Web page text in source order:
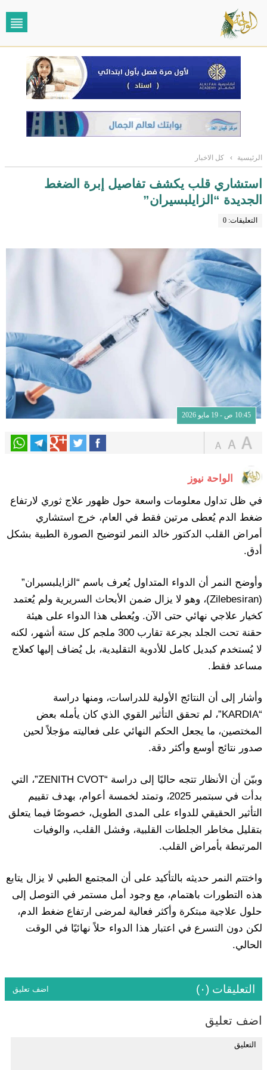
الرئيسية › كل الاخبار
استشاري قلب يكشف تفاصيل إبرة الضغط
الجديدة “الزايلبسيران”
التعليقات: 0
10:45 ص - 19 مايو 2026
الواحة نيوز
في ظل تداول معلومات واسعة حول ظهور علاج ثوري لارتفاع
ضغط الدم يُعطى مرتين فقط في العام، خرج استشاري
أمراض القلب الدكتور خالد النمر لتوضيح الصورة الطبية بشكل
أدق.
وأوضح النمر أن الدواء المتداول يُعرف باسم “الزايلبسيران”
(Zilebesiran)، وهو لا يزال ضمن الأبحاث السريرية ولم يُعتمد
كخيار علاجي نهائي حتى الآن. ويُعطى هذا الدواء على هيئة
حقنة تحت الجلد بجرعة تقارب 300 ملجم كل ستة أشهر، لكنه
لا يُستخدم كبديل كامل للأدوية التقليدية، بل يُضاف إليها كعلاج
مساعد فقط.
وأشار إلى أن النتائج الأولية للدراسات، ومنها دراسة
“KARDIA”، لم تحقق التأثير القوي الذي كان يأمله بعض
المختصين، ما يجعل الحكم النهائي على فعاليته مؤجلاً لحين
صدور نتائج أوسع وأكثر دقة.
وبيّن أن الأنظار تتجه حاليًا إلى دراسة “ZENITH CVOT”، التي
بدأت في سبتمبر 2025، وتمتد لخمسة أعوام، بهدف تقييم
التأثير الحقيقي للدواء على المدى الطويل، خصوصًا فيما يتعلق
بتقليل مخاطر الجلطات القلبية، وفشل القلب، والوفيات
المرتبطة بأمراض القلب.
واختتم النمر حديثه بالتأكيد على أن المجتمع الطبي لا يزال يتابع
هذه التطورات باهتمام، مع وجود أمل مستمر في التوصل إلى
حلول علاجية مبتكرة وأكثر فعالية لمرضى ارتفاع ضغط الدم،
لكن دون التسرع في اعتبار هذا الدواء حلاً نهائيًا في الوقت
الحالي.
التعليقات (٠) اضف تعليق
اضف تعليق